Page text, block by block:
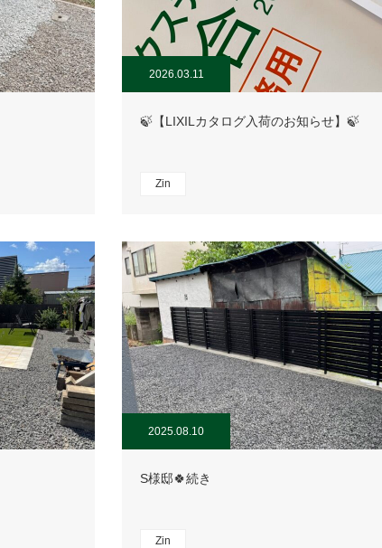
2026.03.11
🍃【LIXILカタログ入荷のお知らせ】🍃
Zin
2025.08.10
S様邸🍀続き
Zin